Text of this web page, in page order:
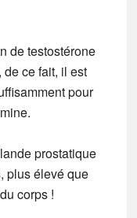
de testostérone
de ce fait, il est
pour
prostatique
plus élevé que
corps !